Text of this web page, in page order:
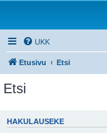
UKK
Etusivu Etsi
Etsi
HAKULAUSEKE